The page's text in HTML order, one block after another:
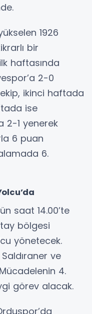
1926
bir
haftasında
2-0
ekip, ikinci haftada
ise
2-1 yenerek
6 puan
6.
saat 14.00’te
bölgesi
yönetecek.
Saldıraner ve
4.
görev alacak.